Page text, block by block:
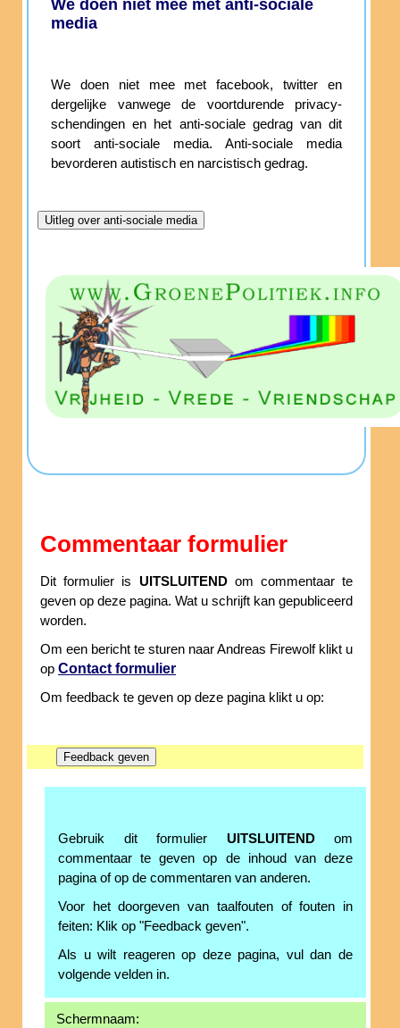
We doen niet mee met anti-sociale
media
We doen niet mee met facebook, twitter en
dergelijke vanwege de voortdurende privacy-
schendingen en het anti-sociale gedrag van dit
soort anti-sociale media. Anti-sociale media
bevorderen autistisch en narcistisch gedrag.
Commentaar formulier
Dit formulier is UITSLUITENDom commentaar te
geven op deze pagina. Wat u schrijft kan gepubliceerd
worden.
Om een bericht te sturen naar Andreas Firewolf klikt u
op Contact formulier
Om feedback te geven op deze pagina klikt u op:
Gebruik dit formulier UITSLUITENDom
commentaar te geven op de inhoud van deze
pagina of op de commentaren van anderen.
Voor het doorgeven van taalfouten of fouten in
feiten: Klik op "Feedback geven".
Als u wilt reageren op deze pagina, vul dan de
volgende velden in.
Schermnaam: